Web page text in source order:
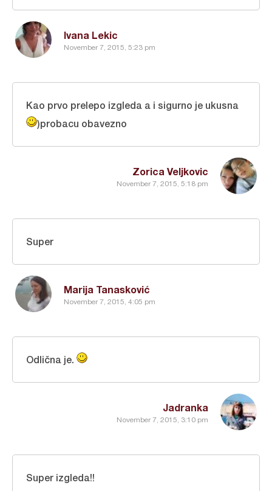
Ivana Lekic
November 7, 2015, 5:23 pm
Zorica Veljkovic
November 7, 2015, 5:18 pm
Kao prvo prelepo izgleda a i sigurno je ukusna
)probacu obavezno
Marija Tanasković
November 7, 2015, 4:05 pm
Super
Jadranka
November 7, 2015, 3:10 pm
Odlična je.
Super izgleda!!